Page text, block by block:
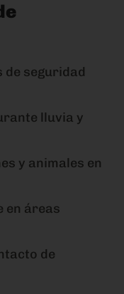
de seguridad
lluvia y
y animales en
en áreas
de